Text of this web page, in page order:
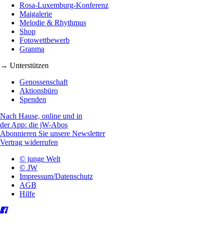
Rosa-Luxemburg-Konferenz
Maigalerie
Melodie & Rhythmus
Shop
Fotowettbewerb
Granma
→ Unterstützen
Genossenschaft
Aktionsbüro
Spenden
Nach Hause, online und in
der App: die jW-Abos
Abonnieren Sie unsere Newsletter
Vertrag widerrufen
© junge Welt
© JW
Impressum/Datenschutz
AGB
Hilfe